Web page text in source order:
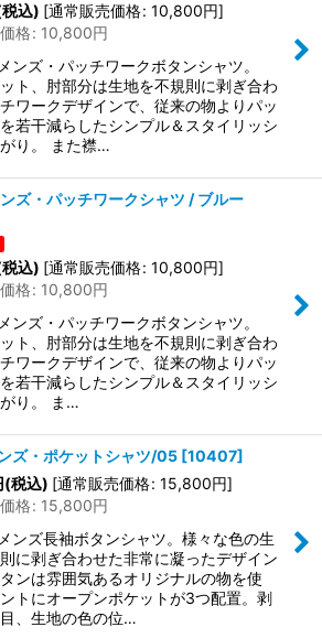
込) [通常販売価格: 10,800円]
格: 10,800円
ンズ・パッチワークボタンシャツ。
ト、肘部分は生地を不規則に剥ぎ合わ
ワークデザインで、従来の物よりパッ
若干減らしたシンプル＆スタイリッシ
り。 また襟…
ズ・パッチワークシャツ / ブルー
込) [通常販売価格: 10,800円]
格: 10,800円
ンズ・パッチワークボタンシャツ。
ト、肘部分は生地を不規則に剥ぎ合わ
ワークデザインで、従来の物よりパッ
若干減らしたシンプル＆スタイリッシ
り。 ま…
ズ・ポケットシャツ/05 [10407]
(税込) [通常販売価格: 15,800円]
格: 15,800円
ンズ長袖ボタンシャツ。様々な色の生
に剥ぎ合わせた非常に凝ったデザイン
ンは雰囲気あるオリジナルの物を使
トにオープンポケットが3つ配置。剥
、生地の色の位…